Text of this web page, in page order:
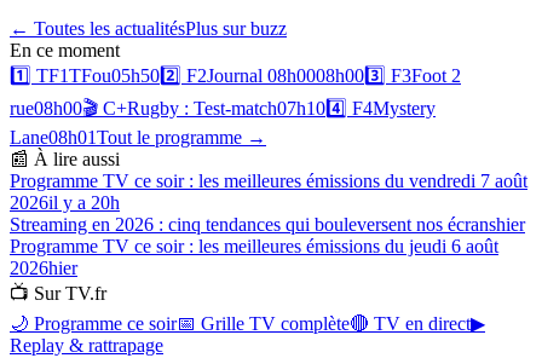
← Toutes les actualitésPlus surbuzz
En ce moment
1️⃣ TF1TFou05h502️⃣ F2Journal 08h0008h003️⃣ F3Foot 2
rue08h00🎬 C+Rugby : Test-match07h104️⃣ F4Mystery
Lane08h01Tout le programme →
📰 À lire aussi
Programme TV ce soir : les meilleures émissions du vendredi 7 août
2026il y a 20h
Streaming en 2026 : cinq tendances qui bouleversent nos écranshier
Programme TV ce soir : les meilleures émissions du jeudi 6 août
2026hier
📺 Sur TV.fr
🌙 Programme ce soir📅 Grille TV complète🔴 TV en direct▶
Replay & rattrapage